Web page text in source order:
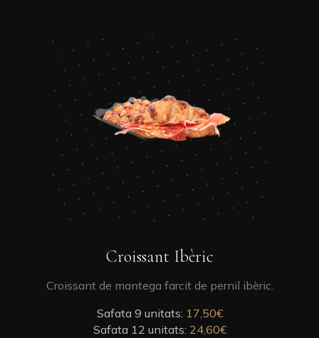
product
This
product
multiple
variants.
The
options
may
chosen
page
This
product
has
variants.
The
Croissant Ibèric
Croissant de mantega farcit de pernil ibèric.
Safata 9 unitats: 17,50€
Safata 12 unitats: 24,60€